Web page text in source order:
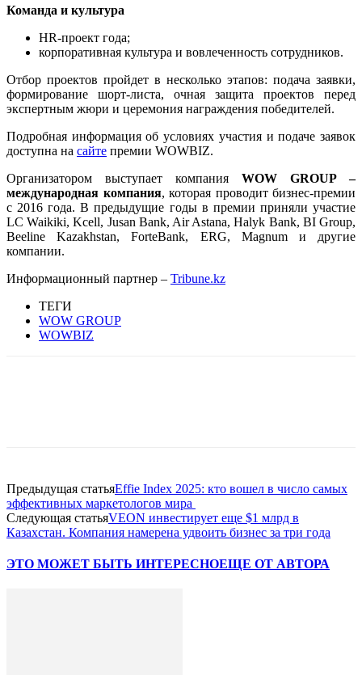
Команда и культура
HR-проект года;
корпоративная культура и вовлеченность сотрудников.
Отбор проектов пройдет в несколько этапов: подача заявки,
формирование шорт-листа, очная защита проектов перед
экспертным жюри и церемония награждения победителей.
Подробная информация об условиях участия и подаче заявок
доступна на сайте премии WOWBIZ.
Организатором выступает компания WOW GROUP –
международная компания, которая проводит бизнес-премии
с 2016 года. В предыдущие годы в премии приняли участие
LC Waikiki, Kcell, Jusan Bank, Air Astana, Halyk Bank, BI Group,
Beeline Kazakhstan, ForteBank, ERG, Magnum и другие
компании.
Информационный партнер – Tribune.kz
ТЕГИ
WOW GROUP
WOWBIZ
Предыдущая статьяEffie Index 2025: кто вошел в число самых
эффективных маркетологов мира
Следующая статьяVEON инвестирует еще $1 млрд в
Казахстан. Компания намерена удвоить бизнес за три года
ЭТО МОЖЕТ БЫТЬ ИНТЕРЕСНОЕЩЕ ОТ АВТОРА